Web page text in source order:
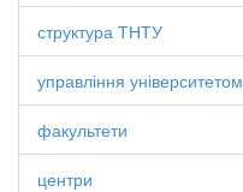
структура ТНТУ
управління університетом
факультети
центри